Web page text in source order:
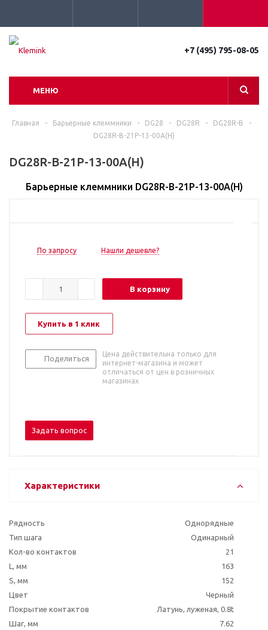
+7 (495) 795-08-05
МЕНЮ
Главная - Барьерные клеммники - DG28 - DG28R - DG28R-B
-
DG28R-B-21P-13-00A(H)
DG28R-B-21P-13-00A(H)
Барьерные клеммники DG28R-B-21P-13-00A(H)
По запросу Нашли дешевле?
В корзину
Купить в 1 клик
Поделиться
Цена действительна только для
интернет-магазина и может
отличаться от цен в розничных
магазинах
Задать вопрос
Характеристики
Рядность
Однорядные
Тип шага
Одинарный
Кол-во контактов
21
L, мм
163
S, мм
152
Цвет
Черный
Покрытие контактов
Латунь, луженая, 0.8t
Шаг, мм
7.62